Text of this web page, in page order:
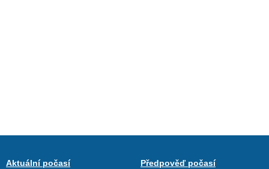
Aktuální počasí
Předpověď počasí